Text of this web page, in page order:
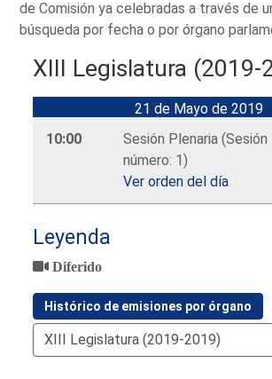
de Comisión ya celebradas a través de
búsqueda por fecha o por órgano
XIII Legislatura (2019-
21 de Mayo de 2019
10:00
Sesión Plenaria (Sesión
número: 1)
Ver orden del día
Leyenda
Diferido
Histórico de emisiones por órgano